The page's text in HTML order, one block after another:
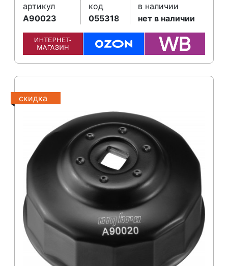
артикул
A90023
код
055318
в наличии
нет в наличии
скидка